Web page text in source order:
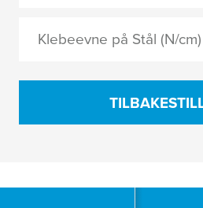
TA I BRUK
Klebeevne på Stål (N/cm)